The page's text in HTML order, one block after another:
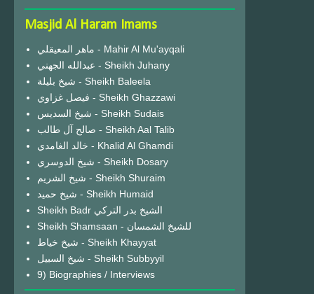
Masjid Al Haram Imams
ماهر المعيقلي - Mahir Al Mu'ayqali
عبدالله الجهني - Sheikh Juhany
شيخ بليلة - Sheikh Baleela
فيصل غزاوي - Sheikh Ghazzawi
شيخ السديس - Sheikh Sudais
صالح آل طالب - Sheikh Aal Talib
خالد الغامدي - Khalid Al Ghamdi
شيخ الدوسري - Sheikh Dosary
شيخ الشريم - Sheikh Shuraim
شيخ حميد - Sheikh Humaid
Sheikh Badr الشيخ بدر التركي
Sheikh Shamsaan - للشيخ الشمسان
شيخ خياط - Sheikh Khayyat
شيخ السبيل - Sheikh Subbyyil
9) Biographies / Interviews